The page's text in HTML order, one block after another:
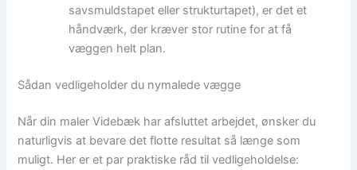
savsmuldstapet eller strukturtapet), er det et
håndværk, der kræver stor rutine for at få
væggen helt plan.
Sådan vedligeholder du nymalede vægge
Når din maler Videbæk har afsluttet arbejdet, ønsker du
naturligvis at bevare det flotte resultat så længe som
muligt. Her er et par praktiske råd til vedligeholdelse: